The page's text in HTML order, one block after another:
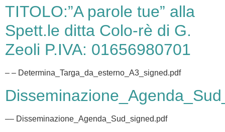
TITOLO:”A parole tue” alla
Spett.le ditta Colo-rè di G.
Zeoli P.IVA: 01656980701
– – Determina_Targa_da_esterno_A3_signed.pdf
–– Disseminazione_Agenda_Sud_signed.pdf